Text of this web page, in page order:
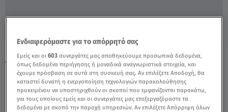
Αιγόκερως: 13/5/2021 - Οι Σημερινές
Προβλέψεις - Video
Ενδιαφερόμαστε για το απόρρητό σας
Εμείς και οι603 συνεργάτες μας αποθηκεύουμε προσωπικά δεδομένα,
όπως δεδομένα περιήγησης ή μοναδικά αναγνωριστικά στοιχεία, και
έχουμε πρόσβαση σε αυτά στη συσκευή σας. Αν επιλέξετε Αποδοχή, θα
καταστεί δυνατή η ενεργοποίηση τεχνολογιών παρακολούθησης
προκειμένου να υποστηριχθούν οι σκοποί που εμφανίζονται παρακάτω,
για τους οποίους εμείς και οι συνεργάτες μας επεξεργαζόμαστε τα
δεδομένα με σκοπό την παροχή υπηρεσιών. Αν επιλέξετε Απόρριψη όλων